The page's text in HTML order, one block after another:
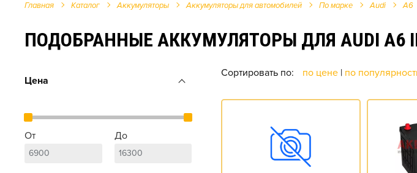
Главная Каталог Аккумуляторы Аккумуляторы для автомобилей По марке Audi A6
ПОДОБРАННЫЕ АККУМУЛЯТОРЫ ДЛЯ AUDI A6
Цена
От До
Сортировать по: по цене | по